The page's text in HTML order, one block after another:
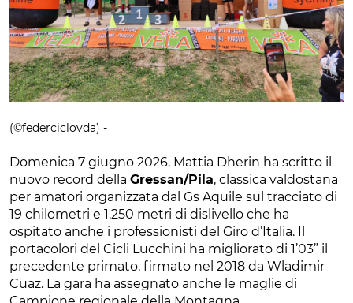
(©federciclovda) -
Domenica 7 giugno 2026, Mattia Dherin ha scritto il
nuovo record della Gressan/Pila, classica valdostana
per amatori organizzata dal Gs Aquile sul tracciato di
19 chilometri e 1.250 metri di dislivello che ha
ospitato anche i professionisti del Giro d’Italia. Il
portacolori del Cicli Lucchini ha migliorato di 1’03” il
precedente primato, firmato nel 2018 da Wladimir
Cuaz. La gara ha assegnato anche le maglie di